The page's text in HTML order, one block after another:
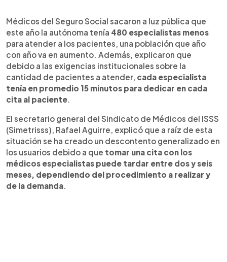
Escuchar artículo
Médicos del Seguro Social sacaron a luz pública que
este año la autónoma tenía 480 especialistas menos
para atender a los pacientes, una población que año
con año va en aumento. Además, explicaron que
debido a las exigencias institucionales sobre la
cantidad de pacientes a atender, cada especialista
tenía en promedio 15 minutos para dedicar en cada
cita al paciente.
El secretario general del Sindicato de Médicos del ISSS
(Simetrisss), Rafael Aguirre, explicó que a raíz de esta
situación se ha creado un descontento generalizado en
los usuarios debido a que tomar una cita con los
médicos especialistas puede tardar entre dos y seis
meses, dependiendo del procedimiento a realizar y
de la demanda.